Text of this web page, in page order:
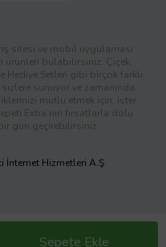
Sepete Ekle
sitesi ve mobil uygulaması
ürünleri bulabilirsiniz. Çiçek,
Hediye Setleri gibi birçok farklı
sunuyor ve zamanında
mutlu etmek için, ister
Extra’nın fırsatlarla dolu
gün geçirebilirsiniz.
Hizmetleri A.Ş